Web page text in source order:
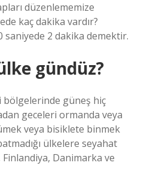
düzenlememize
kaç dakika vardır?
saniyede 2 dakika demektir.
gündüz?
bölgelerinde güneş hiç
geceleri ormanda veya
veya bisiklete binmek
ülkelere seyahat
Danimarka ve